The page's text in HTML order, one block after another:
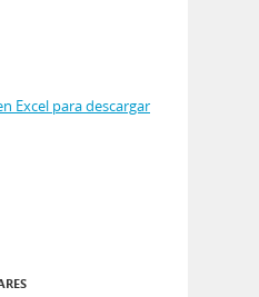
Excel para descargar